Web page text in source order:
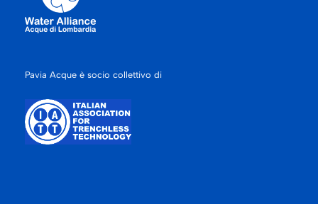
Pavia Acque è socio collettivo di